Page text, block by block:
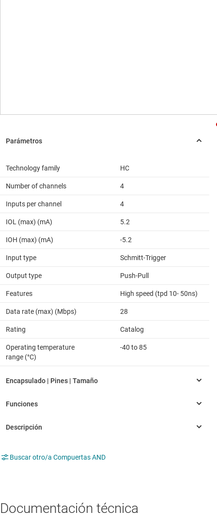
Technology family HC
Number of channels 4
Inputs per channel 4
IOL (max) (mA) 5.2
IOH (max) (mA) -5.2
Input type Schmitt-Trigger
Output type Push-Pull
Features High speed (tpd 10- 50ns)
Data rate (max) (Mbps) 28
Rating Catalog
Operating temperature
range (°C)
-40 to 85
Buscar otro/a Compuertas AND
Documentación técnica